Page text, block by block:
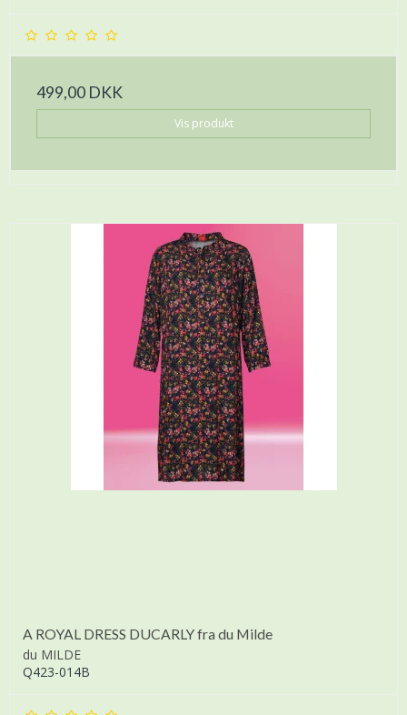
499,00 DKK
Vis produkt
A ROYAL DRESS DUCARLY fra du Milde
du MILDE
Q423-014B